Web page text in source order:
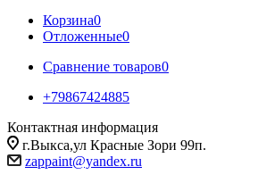
Корзина0
Отложенные0
Сравнение товаров0
+79867424885
Контактная информация
г.Выкса,ул Красные Зори 99п.
zappaint@yandex.ru